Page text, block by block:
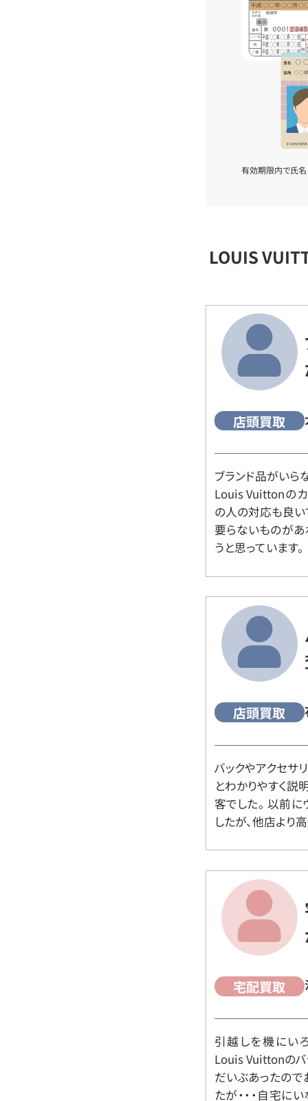
有効期限内で氏名
LOUIS
店頭買取
ブランド品がいら
Louis Vuittonの
の人の対応も良い
要らないものがあ
うと思っています。
店頭買取
バックやアクセサ
とわかりやすく説
客でした。 以前
したが、他店より
宅配買取
引越しを機にい
Louis Vuittonのバ
だいぶあったので
たが・・・自宅に